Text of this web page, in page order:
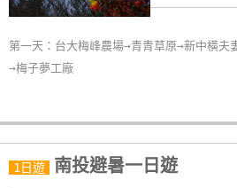
飯
店
作
廠
第一天：台大梅峰農場→青青草原→新中橫夫
→梅子夢工廠
1日遊 南投避暑一日遊